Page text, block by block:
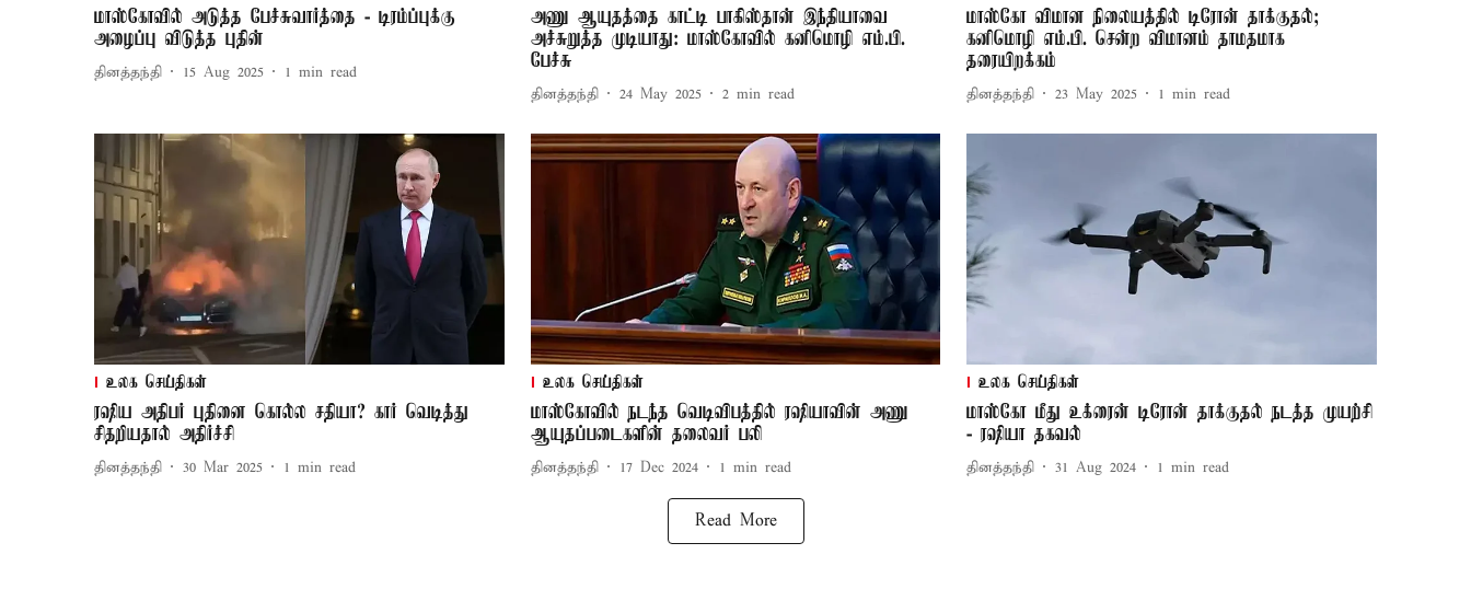
மாஸ்கோவில் அடுத்த பேச்சுவார்த்தை - டிரம்ப்புக்கு
அழைப்பு விடுத்த புதின்
தினத்தந்தி 15 Aug 2025 1 min read
அணு ஆயுதத்தை காட்டி பாகிஸ்தான் இந்தியாவை
அச்சுறுத்த முடியாது: மாஸ்கோவில் கனிமொழி எம்.பி.
பேச்சு
தினத்தந்தி 24 May 2025 2 min read
மாஸ்கோ விமான நிலையத்தில் டிரோன் தாக்குதல்;
கனிமொழி எம்.பி. சென்ற விமானம் தாமதமாக
தரையிறக்கம்
தினத்தந்தி 23 May 2025 1 min read
உலக செய்திகள்
ரஷிய அதிபர் புதினை கொல்ல சதியா? கார் வெடித்து
சிதறியதால் அதிர்ச்சி
தினத்தந்தி 30 Mar 2025 1 min read
உலக செய்திகள்
மாஸ்கோவில் நடந்த வெடிவிபத்தில் ரஷியாவின் அணு
ஆயுதப்படைகளின் தலைவர் பலி
தினத்தந்தி 17 Dec 2024 1 min read
உலக செய்திகள்
மாஸ்கோ மீது உக்ரைன் டிரோன் தாக்குதல் நடத்த முயற்சி
- ரஷியா தகவல்
தினத்தந்தி 31 Aug 2024 1 min read
Read More